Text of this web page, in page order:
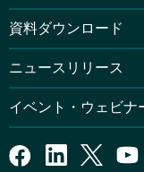
資料ダウンロード
ニュースリリース
イベント・ウェビナ